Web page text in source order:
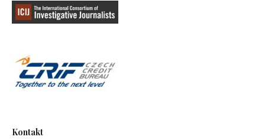
Kontakt